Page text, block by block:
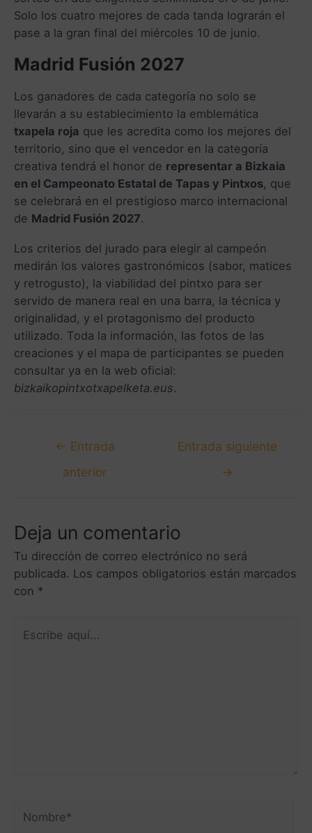
Solo los cuatro mejores de cada tanda lograrán el
pase a la gran final del miércoles 10 de junio.
Madrid Fusión 2027
Los ganadores de cada categoría no solo se
llevarán a su establecimiento la emblemática
txapela roja que les acredita como los mejores del
territorio, sino que el vencedor en la categoría
creativa tendrá el honor de representar a Bizkaia
en el Campeonato Estatal de Tapas y Pintxos, que
se celebrará en el prestigioso marco internacional
de Madrid Fusión 2027.
Los criterios del jurado para elegir al campeón
medirán los valores gastronómicos (sabor, matices
y retrogusto), la viabilidad del pintxo para ser
servido de manera real en una barra, la técnica y
originalidad, y el protagonismo del producto
utilizado. Toda la información, las fotos de las
creaciones y el mapa de participantes se pueden
consultar ya en la web oficial:
bizkaikopintxotxapelketa.eus.
← Entrada
anterior
Entrada siguiente
→
Deja un comentario
Tu dirección de correo electrónico no será
publicada. Los campos obligatorios están marcados
con *